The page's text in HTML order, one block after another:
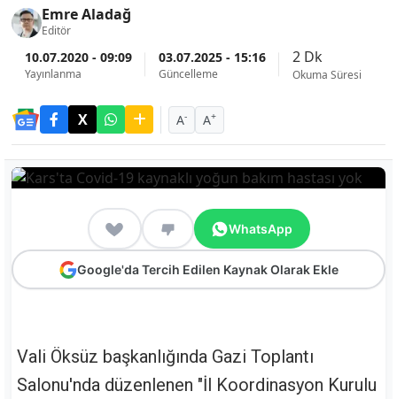
Emre Aladağ
Editör
10.07.2020 - 09:09
Yayınlanma
03.07.2025 - 15:16
Güncelleme
2 Dk
Okuma Süresi
A- A+
WhatsApp
Google'da Tercih Edilen Kaynak Olarak Ekle
Vali Öksüz başkanlığında Gazi Toplantı
Salonu'nda düzenlenen "İl Koordinasyon Kurulu